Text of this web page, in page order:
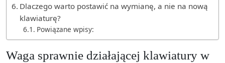
Dlaczego warto postawić na wymianę, a nie na nową
klawiaturę?
Powiązane wpisy:
Waga sprawnie działającej klawiatury w